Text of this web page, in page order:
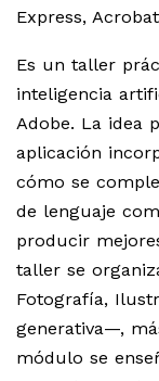
Express,
Es un taller
inteligencia
Adobe. La idea
aplicación
cómo se
de lenguaje
producir
taller se
Fotografía,
generativa—,
módulo se